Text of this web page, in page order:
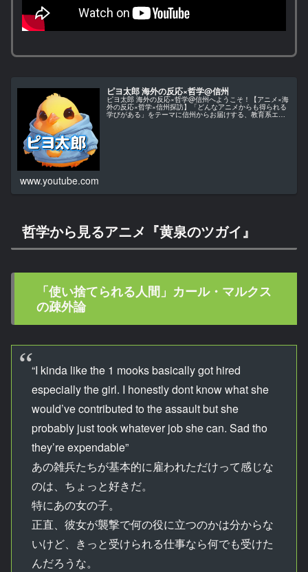
ピヨ太郎 海外の反応×哲学@信州
ピヨ太郎 海外の反応×哲学@信州へようこそ！【アニメ×海
外の反応×哲学×信州探訪】「どんなアニメからも得られる
学びがある」をテーマに信州からお届けする、教育系エン
ターテインメント・チャンネルです。当チャンネルでは、
www.youtube.com
哲学から見るアニメ『黄泉のツガイ』
「使い捨てられる人間」カール・マルクス
の疎外論
“I kinda like the 1 mooks basically got hired
especially the girl. I honestly dont know what she
would’ve contributed to the assault but she
probably just took whatever job she can. Sad tho
they’re expendable”
あの雑兵たちが基本的に雇われただけって感じな
のは、ちょっと好きだ。
特にあの女の子。
正直、彼女が襲撃で何の役に立つのかは分からな
いけど、きっと受けられる仕事なら何でも受けた
んだろうな。